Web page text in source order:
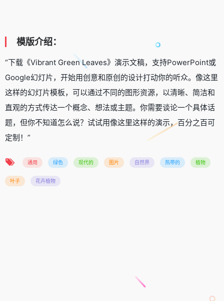
模版介绍：
“下载《Vibrant Green Leaves》演示文稿，支持PowerPoint或
Google幻灯片，开始用创意和原创的设计打动你的听众。像这里
这样的幻灯片模板，可以通过不同的图形资源，以清晰、简洁和
直观的方式传达一个概念、想法或主题。你需要谈论一个具体话
题，但你不知道怎么说？试试用像这里这样的演示，百分之百可
定制！”
通用 绿色 现代的 图片 自然界 热带的 植物
叶子 花卉植物